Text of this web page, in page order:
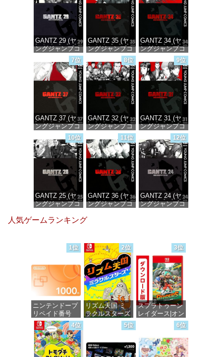
GANTZ 29 (ヤ
ングジャンプコ
DIGITAL)
価格：¥647
GANTZ 35 (ヤ
ングジャンプコ
DIGITAL)
価格：¥647
GANTZ 34 (ヤ
ングジャンプコ
DIGITAL)
価格：¥647
7位
GANTZ 37 (ヤ
ングジャンプコ
DIGITAL)
価格：¥647
8位
GANTZ 32 (ヤ
ングジャンプコ
DIGITAL)
価格：¥647
9位
GANTZ 31 (ヤ
ングジャンプコ
DIGITAL)
価格：¥647
10位
GANTZ 25 (ヤ
ングジャンプコ
DIGITAL)
11位
GANTZ 36 (ヤ
ングジャンプコ
12位
GANTZ 24 (ヤ
ングジャンプコ
人気ゲームランキング
1位
ニンテンドープ
リペイド番号
1000円|オンラ
インコード版
価格：¥1,000
2位
リズム天国 ミ
ラクルスターズ
3位
スプラトゥーン
レイダース|オン
ラインコード版
価格：¥5,832
4位 5位 6位